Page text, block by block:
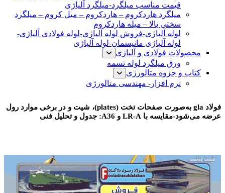
قیمت مناسب میلگرد-میلگرد آلیاژی
میلگرد هاردکروم – هاردکروم – میل کروم – میلگرد
سختی بالا – میله هاردکروم
لوله آلیاژی-فروش لوله آلیاژی-لوله فولادی آلیاژی-
لوله آلیاژی مانیسمان-لوله آلیاژی
محصولات فولادی و آلیاژی
ورق میلگرد لوله تسمه
کتاب و جزوه متالورژی
نرم افزار- مهندسی متالورژی
فولاد gla به‌صورت صفحات تخت (plates)، شیت و در برخی موارد رول
عرضه می‌شود-مقایسه با LR‑A و A36: جدول و تحلیل فنی